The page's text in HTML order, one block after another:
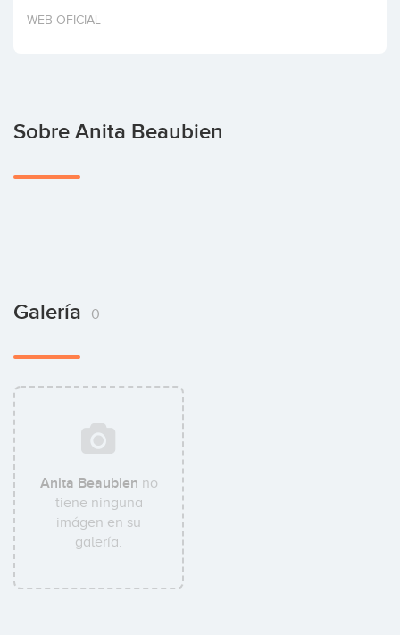
Invertir
WEB OFICIAL
Sobre Anita Beaubien
Galería 0
Anita Beaubien no
tiene ninguna
imágen en su
galería.